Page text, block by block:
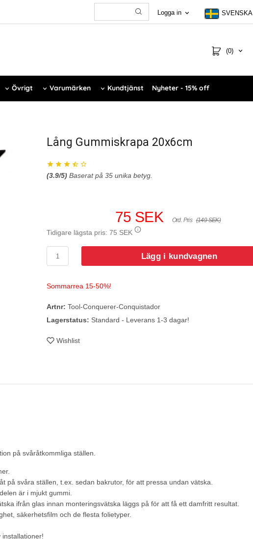
Logga in SVENSKA
(0)
Övrigt Varumärken Kundtjänst Nyheter - 15% off
Lång Gummiskrapa 20x6cm
(3.9/5) Baserat på 35 unika betyg.
75 SEK Ord. Pris (149 SEK)
Tidigare lägsta pris: 75 SEK
Lägg i kundvagnen
Sommarrea 15-50%!
Artnr: Tool-Conquerer-Conquistador
Lagerstatus: Standard - Leverans 1-3 dagar!
Wishlist
på svåråtkommliga ställen.
på svåra ställen, t.ex. sedan bakrutor, för att pressa undan vätska.
är i mjukt gummi.
ifrån glas innan monteringsvätska läggs på för att få ett damfritt resultat.
säkerhetsfilm och de flesta folietyper.
installationer!